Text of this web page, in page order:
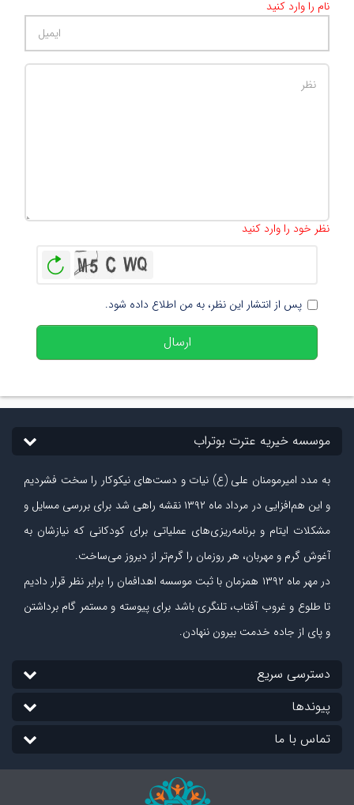
نام را وارد کنید
نظر خود را وارد کنید
پس از انتشار این نظر، به من اطلاع داده شود.
ارسال
موسسه خیریه عترت بوتراب
به مدد امیرمومنان علی (ع) نیات و دست‏‌های نیکوکار را سخت فشردیم
و این هم‌افزایی در مرداد ماه ۱۳۹۲ نقشه راهی شد برای بررسی مسایل و
مشکلات ایتام و برنامه‌ریزی‏‌های عملیاتی برای کودکانی که نیازشان به
آغوش گرم و مهربان، هر روزمان را گرم‌تر از دیروز می‏‌ساخت.
در مهر ماه ۱۳۹۲ همزمان با ثبت موسسه اهدافمان را برابر نظر قرار دادیم
تا طلوع و غروب آفتاب، تلنگری باشد برای پیوسته و مستمر گام برداشتن
و پای از جاده‏ خدمت بیرون ننهادن.
دسترسی سریع
پیوندها
تماس با ما